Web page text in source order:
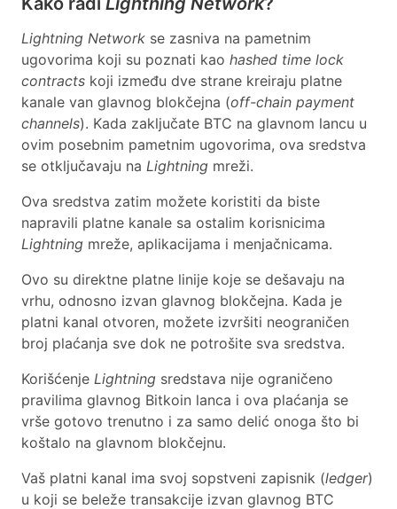
Lightning Network se zasniva na pametnim
ugovorima koji su poznati kao hashed time lock
contracts koji između dve strane kreiraju platne
kanale van glavnog blokčejna (off-chain payment
channels). Kada zaključate BTC na glavnom lancu u
ovim posebnim pametnim ugovorima, ova sredstva
se otključavaju na Lightning mreži.
Ova sredstva zatim možete koristiti da biste
napravili platne kanale sa ostalim korisnicima
Lightning mreže, aplikacijama i menjačnicama.
Ovo su direktne platne linije koje se dešavaju na
vrhu, odnosno izvan glavnog blokčejna. Kada je
platni kanal otvoren, možete izvršiti neograničen
broj plaćanja sve dok ne potrošite sva sredstva.
Korišćenje Lightning sredstava nije ograničeno
pravilima glavnog Bitkoin lanca i ova plaćanja se
vrše gotovo trenutno i za samo delić onoga što bi
koštalo na glavnom blokčejnu.
Vaš platni kanal ima svoj sopstveni zapisnik (ledger)
u koji se beleže transakcije izvan glavnog BTC